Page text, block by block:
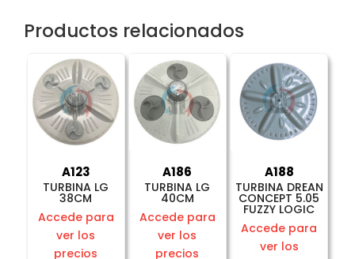
Productos relacionados
A123
TURBINA LG
38CM
Accede para
ver los
precios
A186
TURBINA LG
40CM
Accede para
ver los
precios
A188
TURBINA DREAN
CONCEPT 5.05
FUZZY LOGIC
Accede para
ver los